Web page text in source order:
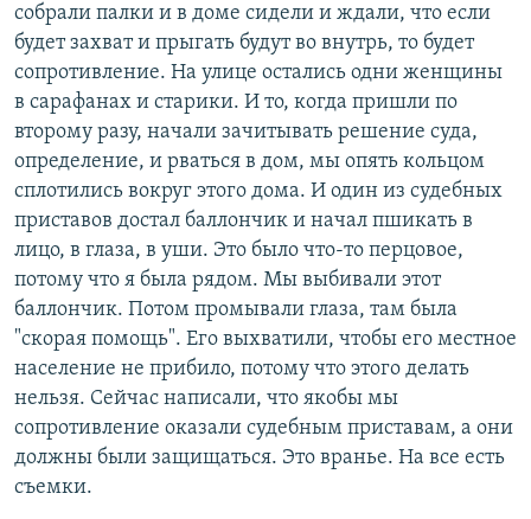
собрали палки и в доме сидели и ждали, что если
будет захват и прыгать будут во внутрь, то будет
сопротивление. На улице остались одни женщины
в сарафанах и старики. И то, когда пришли по
второму разу, начали зачитывать решение суда,
определение, и рваться в дом, мы опять кольцом
сплотились вокруг этого дома. И один из судебных
приставов достал баллончик и начал пшикать в
лицо, в глаза, в уши. Это было что-то перцовое,
потому что я была рядом. Мы выбивали этот
баллончик. Потом промывали глаза, там была
"скорая помощь". Его выхватили, чтобы его местное
население не прибило, потому что этого делать
нельзя. Сейчас написали, что якобы мы
сопротивление оказали судебным приставам, а они
должны были защищаться. Это вранье. На все есть
съемки.